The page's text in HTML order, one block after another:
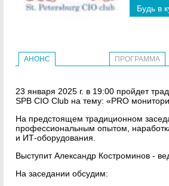
Будь в
АНОНС ПРОГРАММА
23 января 2025 г. в 19:00 пройдет
SPB CIO Club на тему: «PRO
На предстоящем традиционном
профессиональным опытом,
и ИТ-оборудования.
Выступит Александр Костроминов -
На заседании обсудим: